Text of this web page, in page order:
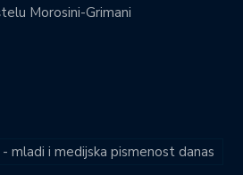
Morosini-Grimani
mladi i medijska pismenost danas